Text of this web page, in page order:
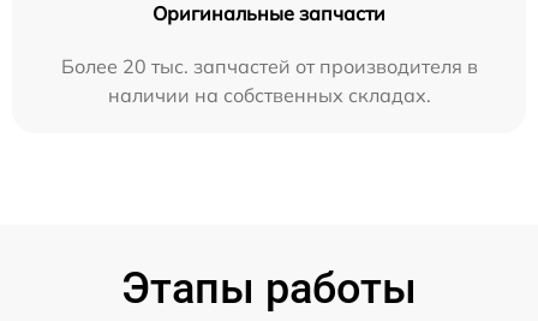
Оригинальные запчасти
Более 20 тыс. запчастей от производителя в
наличии на собственных складах.
Этапы работы